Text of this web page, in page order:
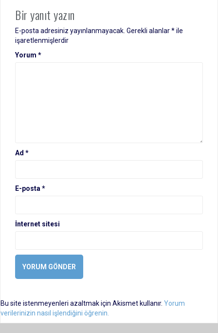
Bir yanıt yazın
E-posta adresiniz yayınlanmayacak. Gerekli alanlar*ile
işaretlenmişlerdir
Yorum *
Ad *
E-posta *
İnternet sitesi
Bu site istenmeyenleri azaltmak için Akismet kullanır. Yorum
verilerinizin nasıl işlendiğini öğrenin.